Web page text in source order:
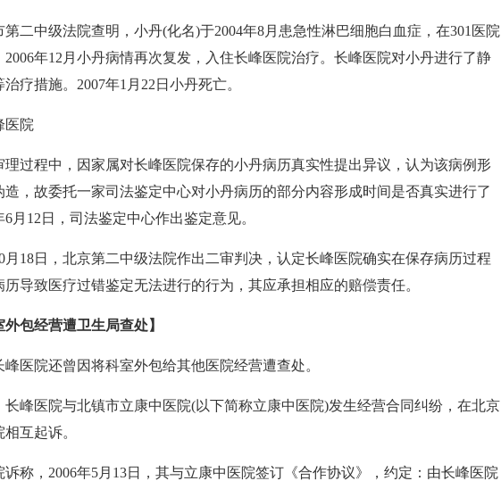
第二中级法院查明，小丹(化名)于2004年8月患急性淋巴细胞白血症，在301医院
2006年12月小丹病情再次复发，入住长峰医院治疗。长峰医院对小丹进行了静
疗措施。2007年1月22日小丹死亡。
医院
理过程中，因家属对长峰医院保存的小丹病历真实性提出异议，认为该病例形
造，故委托一家司法鉴定中心对小丹病历的部分内容形成时间是否真实进行了
6月12日，司法鉴定中心作出鉴定意见。
月18日，北京第二中级法院作出二审判决，认定长峰医院确实在保存病历过程
历导致医疗过错鉴定无法进行的行为，其应承担相应的赔偿责任。
外包经营遭卫生局查处】
峰医院还曾因将科室外包给其他医院经营遭查处。
长峰医院与北镇市立康中医院(以下简称立康中医院)发生经营合同纠纷，在北京
互起诉。
诉称，2006年5月13日，其与立康中医院签订《合作协议》，约定：由长峰医院